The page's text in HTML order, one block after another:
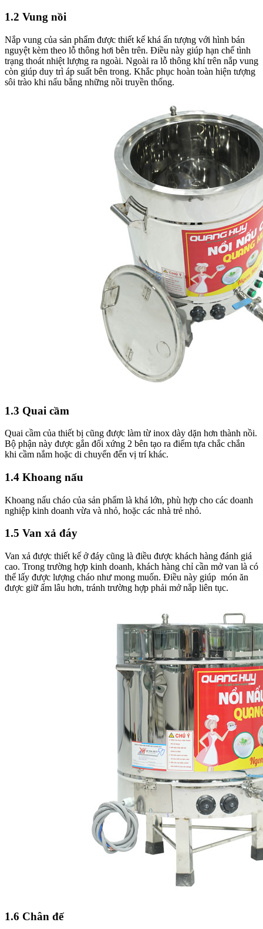
1.2 Vung nồi
Nắp vung của sản phẩm được thiết kế khá ấn tượng với hình bán
nguyệt kèm theo lỗ thông hơi bên trên. Điều này giúp hạn chế tình
trạng thoát nhiệt lượng ra ngoài. Ngoài ra lỗ thông khí trên nắp vung
còn giúp duy trì áp suất bên trong. Khắc phục hoàn toàn hiện tượng
sôi trào khi nấu bằng những nồi truyền thống.
1.3 Quai cầm
Quai cầm của thiết bị cũng được làm từ inox dày dặn hơn thành nồi.
Bộ phận này được gắn đối xứng 2 bên tạo ra điểm tựa chắc chắn
khi cầm nắm hoặc di chuyển đến vị trí khác.
1.4 Khoang nấu
Khoang nấu cháo của sản phẩm là khá lớn, phù hợp cho các doanh
nghiệp kinh doanh vừa và nhỏ, hoặc các nhà trẻ nhỏ.
1.5 Van xả đáy
Van xả được thiết kế ở đáy cũng là điều được khách hàng đánh giá
cao. Trong trường hợp kinh doanh, khách hàng chỉ cần mở van là có
thể lấy được lượng cháo như mong muốn. Điều này giúp món ăn
được giữ ấm lâu hơn, tránh trường hợp phải mở nắp liên tục.
1.6 Chân đế